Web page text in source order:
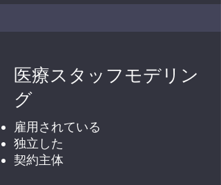
医療スタッフモデリン
グ
雇用されている
独立した
契約主体